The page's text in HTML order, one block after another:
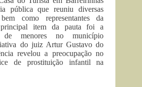
pública que reuniu diversas
como representantes da
item da pauta foi a
de menores no município
do juiz Artur Gustavo do
revelou a preocupação no
de prostituição infantil na